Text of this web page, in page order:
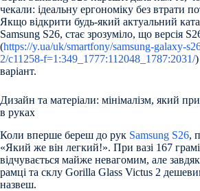
чекали: ідеальну ергономіку без втрати
Якщо відкрити будь-який актуальний
Samsung S26, стає зрозуміло, що версія
(https://y.ua/uk/smartfony/samsung-galaxy-
2/c11258-f=1:349_1777:112048_1787:2031/
варіант.
Дизайн та матеріали: мінімалізм, який
в руках
Коли вперше береш до рук Samsung S26,
«Який же він легкий!». При вазі 167
відчувається майже невагомим, але
рамці та склу Gorilla Glass Victus 2
назвеш.